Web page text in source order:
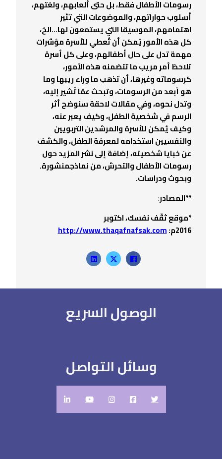
رسومات الأطفال فقط، بل حتى ألعابهم، ولغتهم،
أسلوب حواراتهم، والموضوعات التي تثير
اهتمامهم، الموسيقا التي يستمعون لها…الخ،
كل هذه الأمور يُمكن أن تُعطي للأسرة مؤشرات
مهمة تدل على حال أطفالهم، وعلى كل أسرة
تلاحظ أمر مريب ما تتضمنه هذه الأمور،
كرسوماته وغيرها، أن تذهب ما وراء ريبها وما
هو أبعد من الرسومات، وتبحث عمّا تُشير إليه،
وتدل نحوه، وفي مقالات لاحقة سنوضح أثر
الرسم في شخصية الطفل، وكيف يعبر عنه،
وكيف يُمكن للأسرة والمرشدين التربويين
والنفسيين استخدامه لمعرفة الطفل، والكشف
عن خبايا شخصيته، إضافة إلى نشر المزيد حول
رسومات الأطفال والتحرش، من نماذجمنشورة.
وبحوث ودراسات.
**المصادر:
*موقع ثقّف نفسك، اكتوبر
2016م:
http://www.thaqafnafsak.com
الوصول السريع
وسائل التواصل